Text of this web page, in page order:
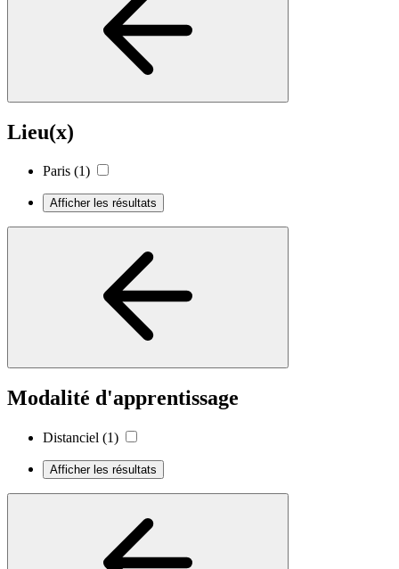
Lieu(x)
Paris (1)
Afficher les résultats
Modalité d'apprentissage
Distanciel (1)
Afficher les résultats